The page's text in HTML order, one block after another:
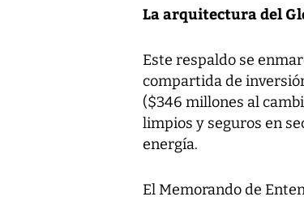
La arquitectura del
Este respaldo se
compartida de
($346 millones al
limpios y seguros en
energía.
El Memorando de